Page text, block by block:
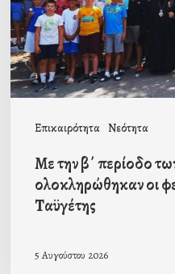
Επικαιρότητα Νεότητα
αγοριών
ολοκληρώθηκαν
οι
φετινές
Με την β΄ περίοδο
ολοκληρώθηκαν οι
Ταϋγέτης
5 Αυγούστου 2026